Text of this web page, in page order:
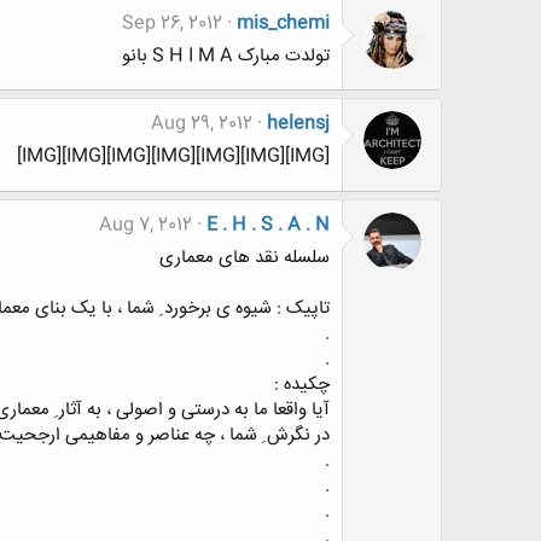
mis_chemi
Sep 26, 2012
تولدت مبارک S H I M A بانو
helensj
Aug 29, 2012
[IMG][IMG][IMG][IMG][IMG][IMG][IMG]
E . H . S . A . N
Aug 7, 2012
سلسله نقد های معماری
تاپیک : شیوه ی برخورد ِ شما ، با یک بنای
.
.
چکیده :
آیا واقعا ما به درستی و اصولی ، به آثار
در نگرش ِ شما ، چه عناصر و مفاهیمی ارجحیت
.
.
.